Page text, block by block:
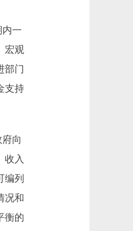
一
宏观
部门
支持
向
收入
编列
况和
衡的